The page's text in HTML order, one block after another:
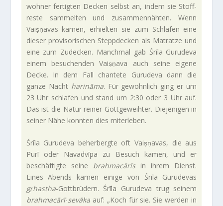
wohner fer­tigten Decken selbst an, indem sie Stoff­
reste sam­melten und zusam­men­nähten. Wenn
Vaiṣṇavas kamen, erhielten sie zum Schlafen eine
dieser pro­vi­so­ri­schen Stepp­decken als Matratze und
eine zum Zudecken. Manchmal gab Śrīla Guru­deva
einem besu­chenden Vaiṣṇava auch seine eigene
Decke. In dem Fall chan­tete Guru­deva dann die
ganze Nacht harināma. Für gewöhn­lich ging er um
23 Uhr schlafen und stand um 2:30 oder 3 Uhr auf.
Das ist die Natur reiner Gott­ge­weihter. Die­je­nigen in
seiner Nähe konnten dies miterleben.
Śrīla Guru­deva beher­bergte oft Vaiṣṇavas, die aus
Purī oder Nav­ad­vīpa zu Besuch kamen, und er
beschäf­tigte seine brah­macārīsin ihrem Dienst.
Eines Abends kamen einige von Śrīla Guru­devas
gṛhastha-Gott­brü­dern. Śrīla Guru­deva trug seinem
brah­macārī-sevākaauf: „Koch für sie. Sie werden in